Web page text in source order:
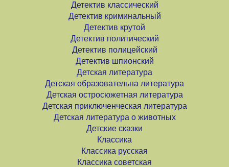
Детектив классический
Детектив криминальный
Детектив крутой
Детектив политический
Детектив полицейский
Детектив шпионский
Детская литература
Детская образовательна литература
Детская остросюжетная литература
Детская приключенческая литература
Детская литература о животных
Детские сказки
Классика
Классика русская
Классика советская